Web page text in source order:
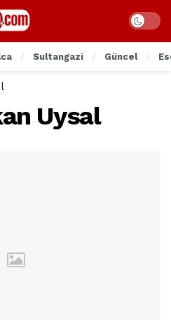
Sultangazi Güncel
Uysal